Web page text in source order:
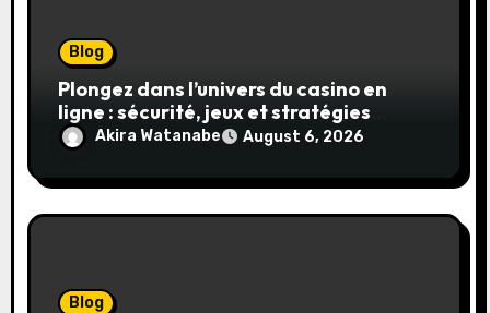
Blog
Plongez dans l’univers du casino en
ligne : sécurité, jeux et stratégies
gagnantes
Akira Watanabe August 6, 2026
Blog